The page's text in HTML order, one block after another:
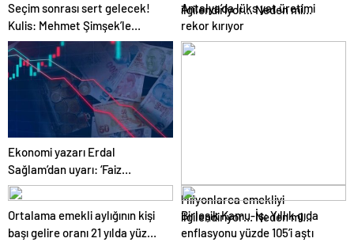
ilgilendiriyor… Neden mi
düşük maaş alıyorsunuz?
Uzmanlar anlattı
Seçim sonrası sert gelecek!
Kulis: Mehmet Şimşek’le
Erdoğan’ın ‘yoksulları
öldürdün’ tartışması
Antalya’da lüks yat üretimi
rekor kırıyor
Ekonomi yazarı Erdal
Sağlam’dan uyarı: ‘Faiz
oranlarına etkisini yarından
itibaren göreceğiz’
Milyonlarca emekliyi
ilgilendiriyor… Neden mi
düşük maaş alıyorsunuz?
Ortalama emekli aylığının kişi
başı gelire oranı 21 yılda yüzde
Birleşik Kamu-İş: Yıllık gıda
enflasyonu yüzde 105’i aştı